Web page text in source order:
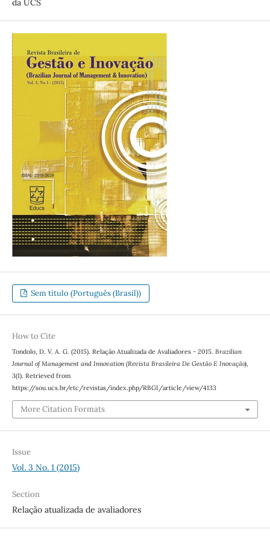
da UCS
Sem título (Português (Brasil))
How to Cite
Tondolo, D. V. A. G. (2015). Relação Atualizada de Avaliadores - 2015. Brazilian
Journal of Management and Innovation (Revista Brasileira De Gestão E Inovação),
3(1). Retrieved from
https://sou.ucs.br/etc/revistas/index.php/RBGI/article/view/4133
More Citation Formats
Issue
Vol. 3 No. 1 (2015)
Section
Relação atualizada de avaliadores